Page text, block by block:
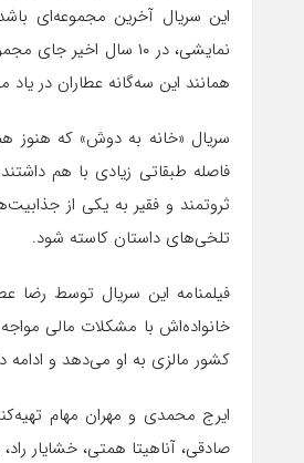
این سریال آخرین مجموعه‌ای
نمایشی، در ۱۰ سال
همانند این سه‌گانه عطاران در
سریال «خانه به دوش» که هنوز
فاصله طبقاتی زیادی با هم
ثروتمند و فقیر به یکی از
تلخی‌های داستان کاسته شود.
فیلمنامه این سریال توسط رضا
خانواده‌اش با مشکلات مالی
کشور مالزی به او می‌دهد و ادامه
ایرج محمدی و مهران مهام
صادقی، آناهیتا همتی، خشایار